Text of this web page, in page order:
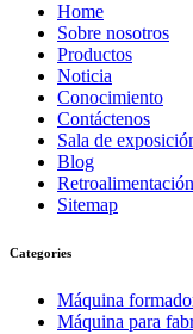
Home
Sobre nosotros
Productos
Noticia
Conocimiento
Contáctenos
Sala de
Blog
Retroalimentación
Sitemap
Categories
Máquina
Máquina para